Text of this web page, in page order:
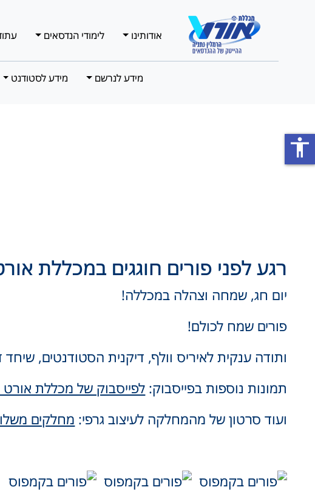
אודותינו לימודי הנדסאים
מידע לנרשם מידע לסטודנט
רגע לפני פורים חוגגים במכללת
יום חג, שמחה וצהלה במכללה!
פורים שמח לכולם!
ותודה ענקית לאיריס וולף, דיקנית הסטודנטים,
תמונות נוספות בפייסבוק: לפייסבוק של מכללת אורט
ועוד סרטון של מהמחלקה לעיצוב גרפי: מחלקים
accessibility